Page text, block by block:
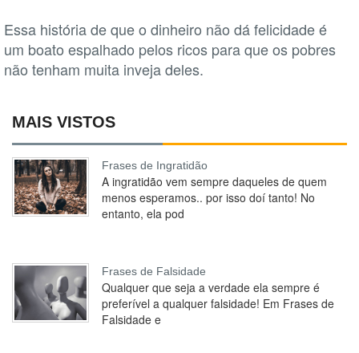
Essa história de que o dinheiro não dá felicidade é
um boato espalhado pelos ricos para que os pobres
não tenham muita inveja deles.
MAIS VISTOS
Frases de Ingratidão
A ingratidão vem sempre daqueles de quem
menos esperamos.. por isso doí tanto! No
entanto, ela pod
Frases de Falsidade
Qualquer que seja a verdade ela sempre é
preferível a qualquer falsidade! Em Frases de
Falsidade e